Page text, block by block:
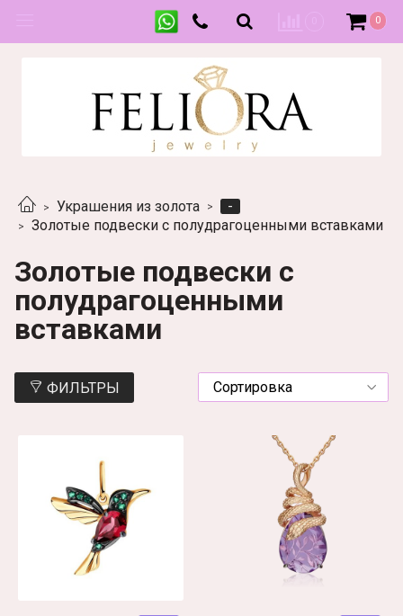
0
Украшения из золота
-
Золотые подвески с полудрагоценными вставками
Золотые подвески с
полудрагоценными
вставками
ФИЛЬТРЫ